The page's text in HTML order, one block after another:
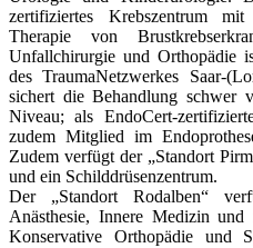
zertifiziertes Krebszentrum
Therapie von
Unfallchirurgie und Orthopädie
des TraumaNetzwerkes Saar-
sichert die Behandlung schwer
Niveau; als EndoCert-
zudem Mitglied im
Zudem verfügt der „Standort
und ein Schilddrüsenzentrum.
Der „Standort Rodalben“
Anästhesie, Innere Medizin und
Konservative Orthopädie und